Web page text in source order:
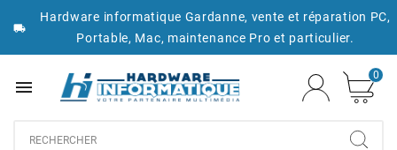

Hardware informatique Gardanne, vente et réparation PC,
Portable, Mac, maintenance Pro et particulier.

0